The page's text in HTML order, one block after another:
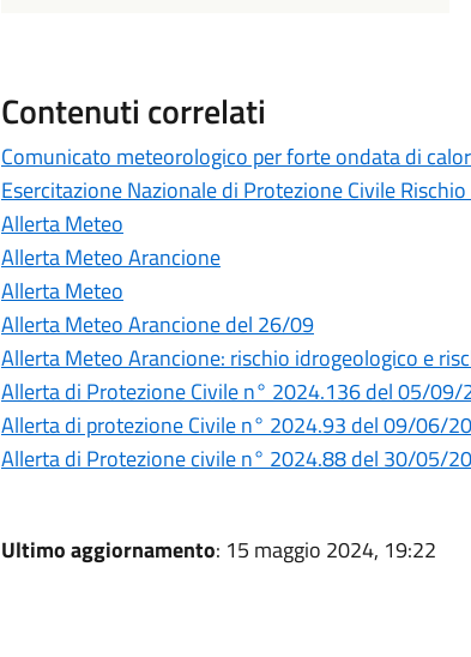
Contenuti correlati
Comunicato meteorologico per forte ondata di
Esercitazione Nazionale di Protezione Civile
Allerta Meteo
Allerta Meteo Arancione
Allerta Meteo
Allerta Meteo Arancione del 26/09
Allerta Meteo Arancione: rischio idrogeologico e
Allerta di Protezione Civile n° 2024.136 del 05/09/
Allerta di protezione Civile n° 2024.93 del 09/06/
Allerta di Protezione civile n° 2024.88 del 30/05/
Ultimo aggiornamento: 15 maggio 2024, 19:22